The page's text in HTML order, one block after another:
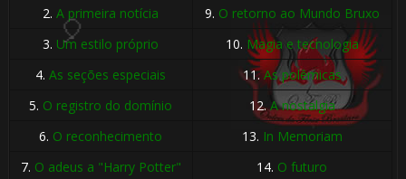
2.A primeira notícia 9. O retorno ao Mundo Bruxo
3. Um estilo próprio 10. Magia e tecnologia
4.As seções especiais 11.As polêmicas
5. O registro do domínio 12.A nostalgia
6. O reconhecimento 13. In Memoriam
7. O adeus a "Harry Potter" 14. O futuro
🎈